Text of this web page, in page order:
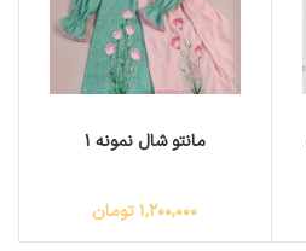
مانتو شال نمونه 1
1,200,000 تومان